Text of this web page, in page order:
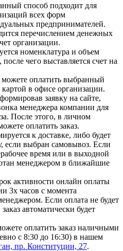
способ подходит для
всех форм
предпринимателей.
перечислением денежных
организации.
номенклатура и объем
чего выставляется счет на
оплатить выбранный
в офисе организации.
заявку на сайте,
менеджера компании для
После этого, в личном
оплатить заказ.
к доставке, либо будет
если выбран самовывоз. Если
время или в выходной
менеджером в ближайшие
активности онлайн оплаты
3х часов с момента
Если оплата не будет
автоматически будет
оплатить заказ наличными
с 8:30 до 16:30) в нашем
пр. Конституции, 27.